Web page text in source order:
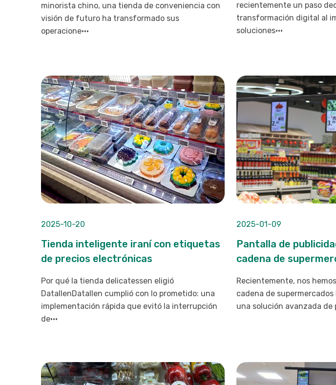
minorista chino, una tienda de conveniencia con
visión de futuro ha transformado sus
operacione···
recientemente un paso
transformación digital al
soluciones···
2025-10-20
Tienda inteligente iraní con etiquetas
de precios electrónicas
Por qué la tienda delicatessen eligió
DatallenDatallen cumplió con lo prometido: una
implementación rápida que evitó la interrupción
de···
2025-01-09
Pantalla de
cadena de
Recientemente, nos
cadena de
una solución avanzada de